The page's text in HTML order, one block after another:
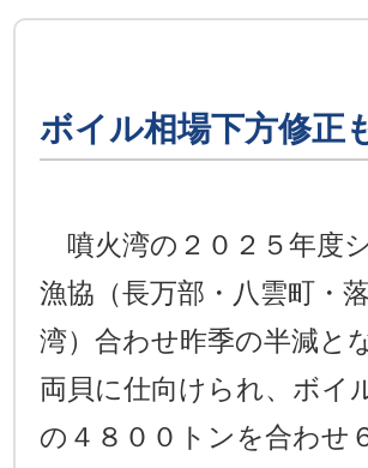
ボイル相場下方修正
噴火湾の２０２５年度
漁協（長万部・八雲町・
湾）合わせ昨季の半減と
両貝に仕向けられ、ボイ
の４８００トンを合わせ